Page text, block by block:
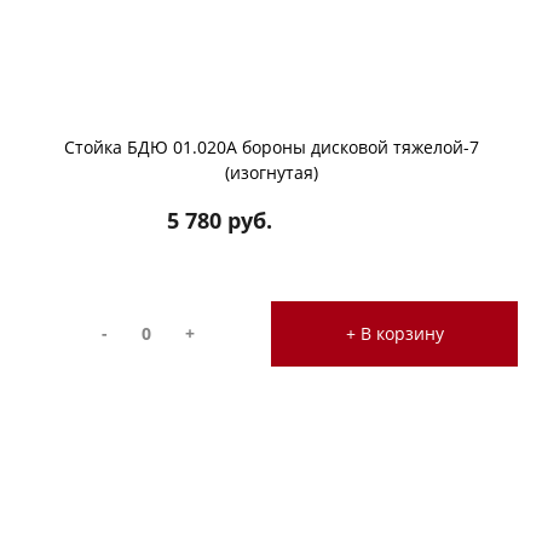
Стойка БДЮ 01.020А бороны дисковой тяжелой-7
(изогнутая)
5 780 руб.
- + + В корзину